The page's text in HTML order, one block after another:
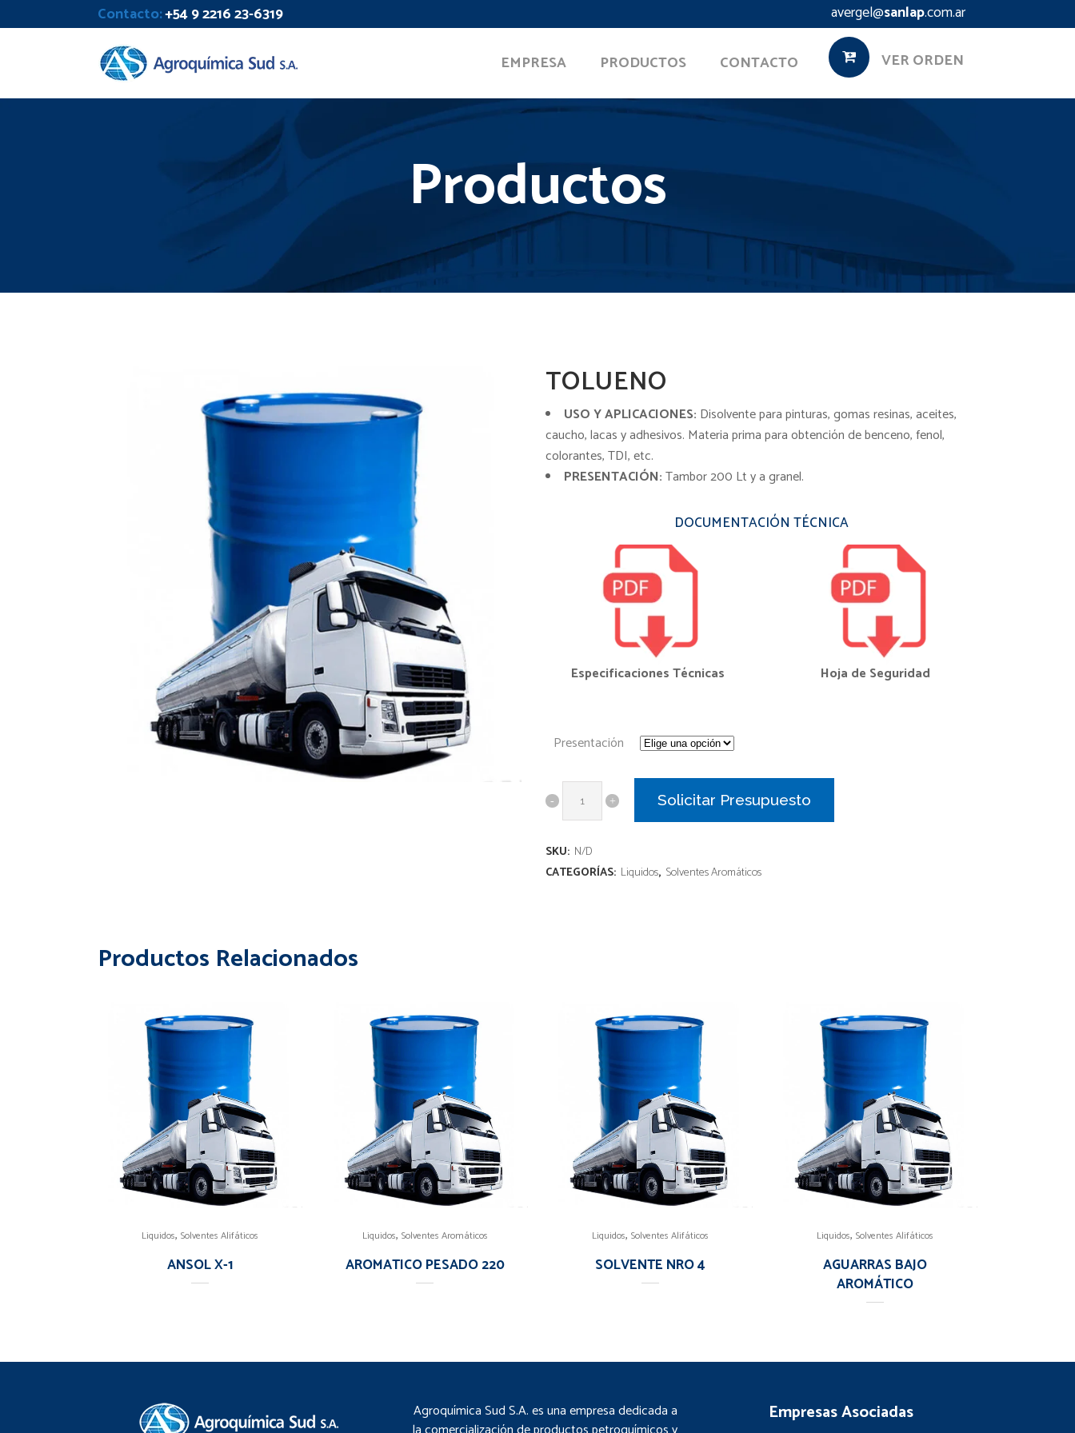
Contacto:+54 9 2216 23-6319 avergel@sanlap.com.ar
VER ORDEN
EMPRESA PRODUCTOS CONTACTO
Productos
TOLUENO
USO Y APLICACIONES: Disolvente para pinturas, gomas resinas, aceites,
caucho, lacas y adhesivos. Materia prima para obtención de benceno, fenol,
colorantes, TDI, etc.
PRESENTACIÓN:Tambor 200 Lt y a granel.
DOCUMENTACIÓN TÉCNICA
Especificaciones Técnicas Hoja de Seguridad
Presentación
Solicitar Presupuesto
SKU: N/D
CATEGORÍAS: Liquidos, Solventes Aromáticos
Productos Relacionados
Liquidos,Solventes Alifáticos
ANSOL X-1
Liquidos, Solventes Aromáticos
AROMATICO PESADO 220
Liquidos, Solventes Alifáticos
SOLVENTE NRO 4
Liquidos, Solventes Alifáticos
AGUARRAS BAJO
AROMÁTICO
Agroquímica Sud S.A. es una empresa dedicada a
Empresas Asociadas